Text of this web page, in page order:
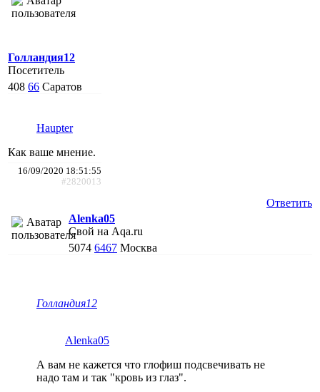
Голландия12
Посетитель
408 66 Саратов
Haupter
Как ваше мнение.
16/09/2020 18:51:55
#2820013
Ответить
Alenka05
Свой на Aqa.ru
5074 6467 Москва
Голландия12
Alenka05
А вам не кажется что глофиш подсвечивать не
надо там и так "кровь из глаз".